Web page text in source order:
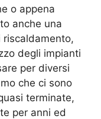
o appena
anche una
riscaldamento,
degli impianti
per diversi
che ci sono
terminate,
per anni ed